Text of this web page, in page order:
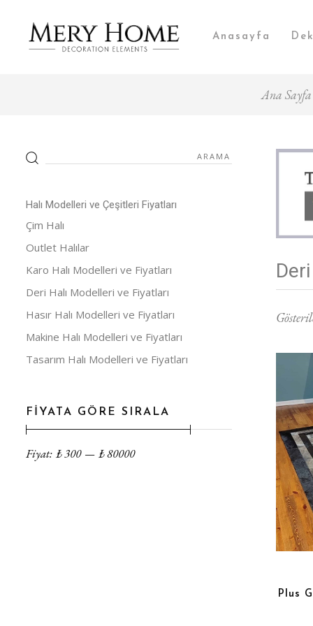
Anasayfa
Ana Sayfa
Halı Modelleri ve Çeşitleri Fiyatları
Çim Halı
Outlet Halılar
Karo Halı Modelleri ve Fiyatları
Deri Halı Modelleri ve Fiyatları
Hasır Halı Modelleri ve Fiyatları
Makine Halı Modelleri ve Fiyatları
Tasarım Halı Modelleri ve Fiyatları
FİYATA GÖRE SIRALA
Fiyat: ₺300 — ₺80000
Plus